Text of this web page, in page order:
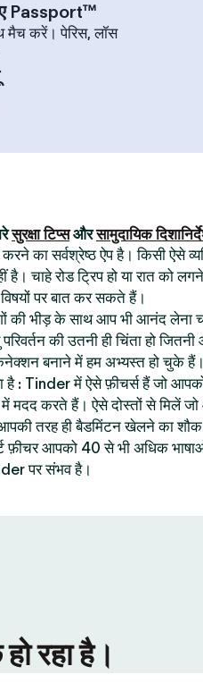
Passport™
मैच करें। पेरिस, लॉस
सुरक्षा टिप्सऔरसामुदायिक
का सर्वश्रेष्ठ ऐप है। किसी ऐसे
है। चाहे रोड ट्रिप हो या रात को
पर बात कर सकते हैं।
की भीड़ के साथ आप भी आनंद लेना
की उतनी ही चिंता हो
बनाने में हम अभ्यस्त हो चुके
है : Tinder में ऐसे फ़ीचर्स हैं जो
मदद करते हैं। ऐसे दोस्तों से मिलें
तरह ही बैडमिंटन खेलने का
फ़ीचर आपको 40 से भी अधिक
पर संभव है।
रहा है।